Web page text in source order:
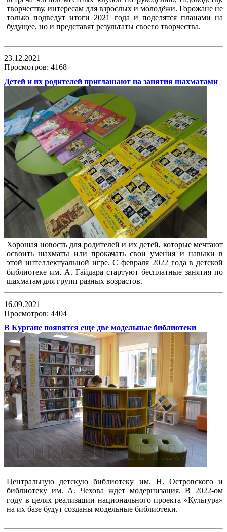
творчеству, интересам для взрослых и молодёжи. Горожане не
только подведут итоги 2021 года и поделятся планами на
будущее, но и представят результаты своего творчества.
23.12.2021
Просмотров: 4168
Детей и их родителей приглашают на занятия шахматами
Хорошая новость для родителей и их детей, которые мечтают
освоить шахматы или прокачать свои умения и навыки в
этой интеллектуальной игре. С февраля 2022 года в детской
библиотеке им. А. Гайдара стартуют бесплатные занятия по
шахматам для групп разных возрастов.
16.09.2021
Просмотров: 4404
В Кургане появятся еще две модельные библиотеки
Центральную детскую библиотеку им. Н. Островского и
библиотеку им. А. Чехова ждет модернизация. В 2022-ом
году в целях реализации национального проекта «Культура»
на их базе будут созданы модельные библиотеки.